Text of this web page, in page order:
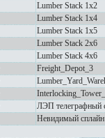
Lumber Stack 1x2
Lumber Stack 1x4
Lumber Stack 1x5
Lumber Stack 2x6
Lumber Stack 4x6
Freight_Depot_3
ЛЭП телеграфный
Невидимый сплайн